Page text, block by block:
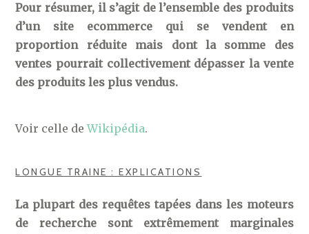
Pour résumer, il s’agit de l’ensemble des produits
d’un site ecommerce qui se vendent en
proportion réduite mais dont la somme des
ventes pourrait collectivement dépasser la vente
des produits les plus vendus.
Voir celle deWikipédia.
LONGUE TRAINE : EXPLICATIONS
La plupart des requêtes tapées dans les moteurs
de recherche sont extrêmement marginales